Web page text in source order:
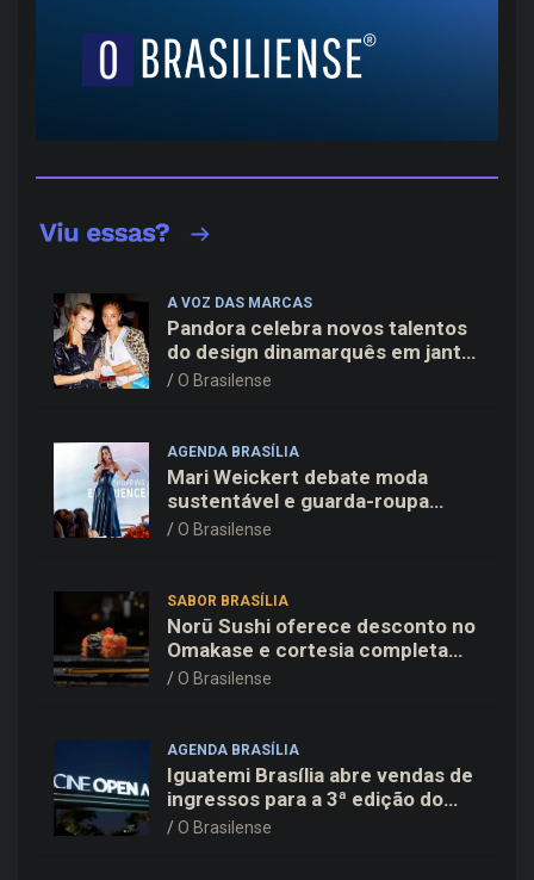
A VOZ DAS MARCAS
Pandora celebra novos talentos
do design dinamarquês em jantar
exclusivo no restaurante Daphne
O Brasilense
AGENDA BRASÍLIA
Mari Weickert debate moda
sustentável e guarda-roupa
inteligente no ParkShopping
O Brasilense
SABOR BRASÍLIA
Norū Sushi oferece desconto no
Omakase e cortesia completa
para os pais neste domingo
O Brasilense
AGENDA BRASÍLIA
Iguatemi Brasília abre vendas de
ingressos para a 3ª edição do
Cine Open Air
O Brasilense